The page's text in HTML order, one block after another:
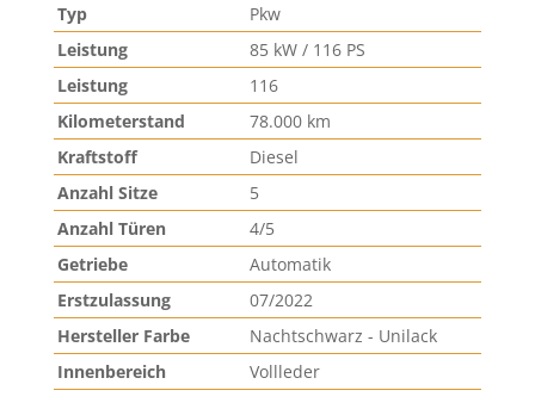
Typ
Pkw
Leistung
85 kW / 116 PS
Leistung
116
Kilometerstand
78.000 km
Kraftstoff
Diesel
Anzahl Sitze
5
Anzahl Türen
4/5
Getriebe
Automatik
Erstzulassung
07/2022
Hersteller Farbe
Nachtschwarz - Unilack
Innenbereich
Vollleder